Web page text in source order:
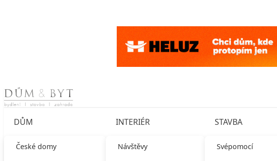
Skip to content
DŮM
České domy
INTERIÉR
Návštěvy
STAVBA
Svépomocí